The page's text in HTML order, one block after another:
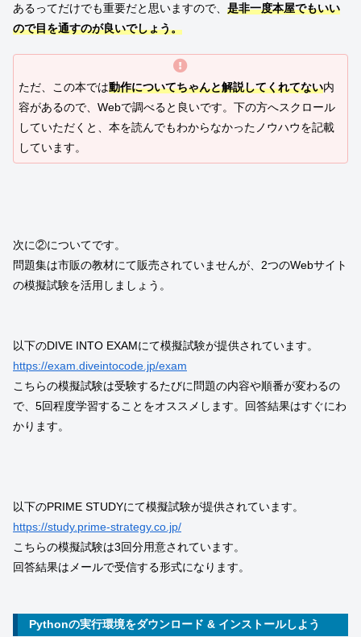
あるってだけでも重要だと思いますので、 是非一度本屋でもいい
ので目を通すのが良いでしょう。
ただ、この本では動作についてちゃんと解説してくれてない内
容があるので、Webで調べると良いです。下の方へスクロール
していただくと、本を読んでもわからなかったノウハウを記載
しています。
次に②についてです。
問題集は市販の教材にて販売されていませんが、2つのWebサイト
の模擬試験を活用しましょう。
以下のDIVE INTO EXAMにて模擬試験が提供されています。
https://exam.diveintocode.jp/exam
こちらの模擬試験は受験するたびに問題の内容や順番が変わるの
で、5回程度学習することをオススメします。回答結果はすぐにわ
かります。
以下のPRIME STUDYにて模擬試験が提供されています。
https://study.prime-strategy.co.jp/
こちらの模擬試験は3回分用意されています。
回答結果はメールで受信する形式になります。
Pythonの実行環境をダウンロード & インストールしよう